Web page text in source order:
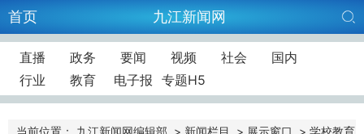
首页 九江新闻网
直播 政务 要闻 视频 社会
国内
行业
教育 电子报 专题H5
当前位置： 九江新闻网编辑部 > 新闻栏目 > 展示窗口 > 学校教育